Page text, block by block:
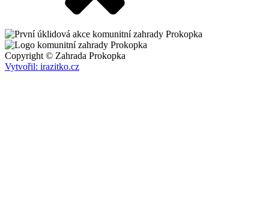
Copyright © Zahrada Prokopka
Vytvořil: irazitko.cz